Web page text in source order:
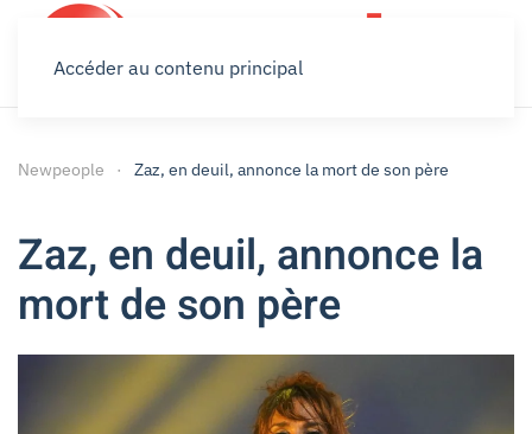
Accéder au contenu principal
Newpeople Zaz, en deuil, annonce la mort de son père
Zaz, en deuil, annonce la
mort de son père